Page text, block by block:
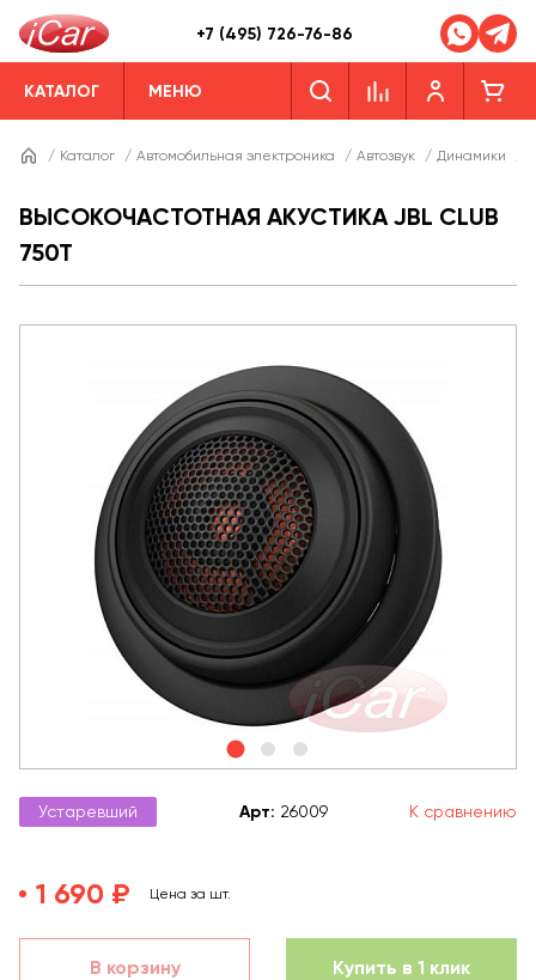
+7 (495) 726-76-86
КАТАЛОГ МЕНЮ
/ Каталог / Автомобильная электроника / Автозвук / Динамики
ВЫСОКОЧАСТОТНАЯ АКУСТИКА JBL CLUB
750T
Устаревший Арт: 26009 К сравнению
1 690 ₽ Цена за шт.
В корзину Купить в 1 клик